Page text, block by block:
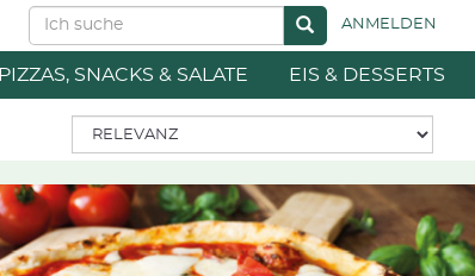
ANMELDEN
PIZZAS, SNACKS & SALATE EIS & DESSERTS